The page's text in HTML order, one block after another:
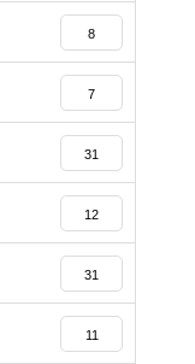
8
7
31
12
31
11